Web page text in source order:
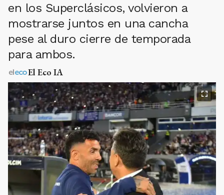
en los Superclásicos, volvieron a
mostrarse juntos en una cancha
pese al duro cierre de temporada
para ambos.
El Eco IA